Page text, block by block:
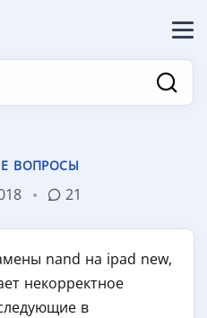
ВОПРОСЫ
21
nand на ipad new,
некорректное
в